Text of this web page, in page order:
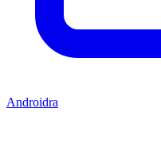
Androidra